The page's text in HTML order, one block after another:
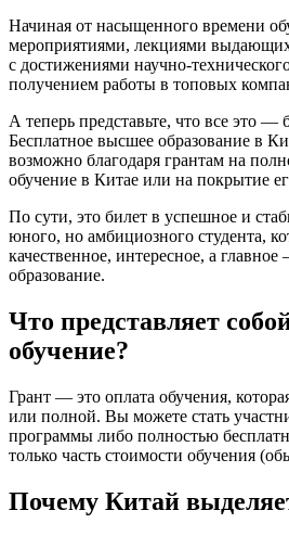
Начиная от насыщенного времени
мероприятиями, лекциями
с достижениями научно-
получением работы в топовых
А теперь представьте, что все это —
Бесплатное высшее образование в
возможно благодаря грантам на
обучение в Китае или на покрытие
По сути, это билет в успешное и
юного, но амбициозного студента,
качественное, интересное, а
образование.
Что представляет
обучение?
Грант — это оплата обучения,
или полной. Вы можете стать
программы либо полностью
только часть стоимости обучения
Почему Китай